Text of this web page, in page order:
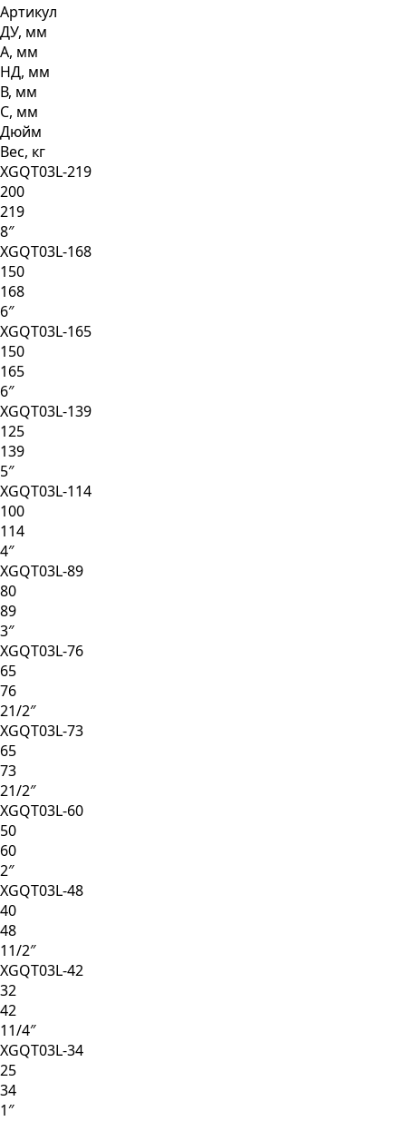
Артикул
ДУ, мм
А, мм
НД, мм
В, мм
С, мм
Дюйм
Вес, кг
XGQT03L-219
200
219
8″
XGQT03L-168
150
168
6″
XGQT03L-165
150
165
6″
XGQT03L-139
125
139
5″
XGQT03L-114
100
114
4″
XGQT03L-89
80
89
3″
XGQT03L-76
65
76
21/2″
XGQT03L-73
65
73
21/2″
XGQT03L-60
50
60
2″
XGQT03L-48
40
48
11/2″
XGQT03L-42
32
42
11/4″
XGQT03L-34
25
34
1″